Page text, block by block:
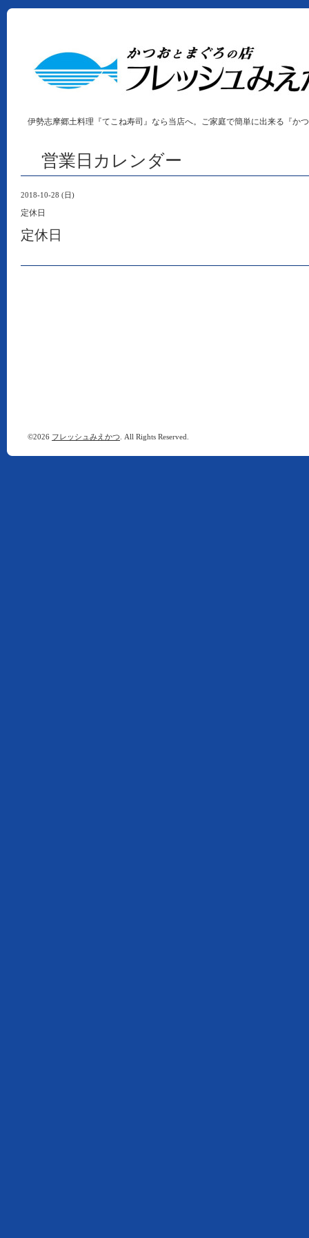
伊勢志摩郷土料理『てこね寿司』なら当店へ。ご家庭で簡単に出来る『か
営業日カレンダー
2018-10-28 (日)
定休日
定休日
©2026 フレッシュみえかつ . All Rights Reserved.